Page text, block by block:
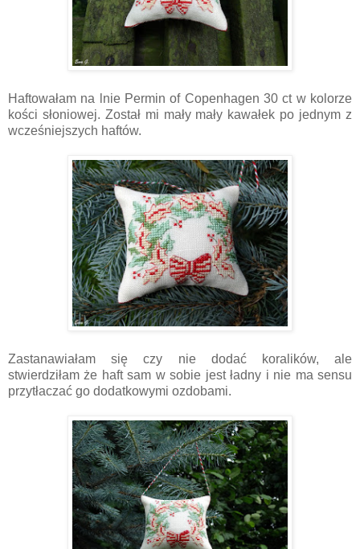
Haftowałam na lnie Permin of Copenhagen 30 ct w kolorze
kości słoniowej. Został mi mały mały kawałek po jednym z
wcześniejszych haftów.
Zastanawiałam się czy nie dodać koralików, ale
stwierdziłam że haft sam w sobie jest ładny i nie ma sensu
przytłaczać go dodatkowymi ozdobami.